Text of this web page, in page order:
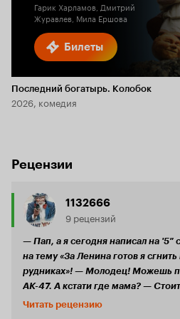
Билеты
Гарик Харламов, Дмитрий
Журавлев, Мила Ершова
Последний богатырь. Колобок
2026, комедия
Рецензии
1132666
9 рецензий
— Пап, а я сегодня написал на '5″
на тему «За Ленина готов я сгнить
рудниках»! — Молодец! Можешь поиграть с
АК-47. А кстати где мама? — Стоит в очереди
за талонами на талоны! — Молодец, пусть
Читать рецензию